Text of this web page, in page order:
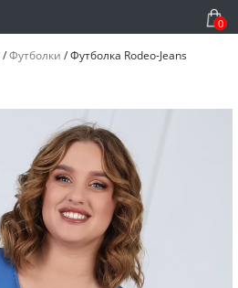
0
/Футболки /Футболка Rodeo-Jeans